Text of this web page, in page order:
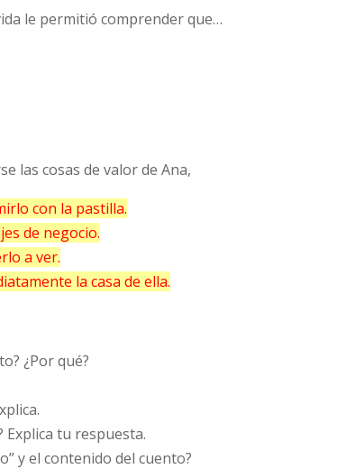
le permitió comprender que…
las cosas de valor de Ana,
con la pastilla.
de negocio.
a ver.
la casa de ella.
¿Por qué?
Explica tu respuesta.
y el contenido del cuento?